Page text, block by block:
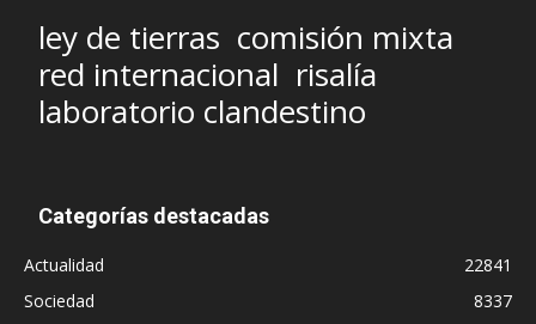
ley de tierras comisión mixta
red internacional risalía
laboratorio clandestino
Categorías destacadas
Actualidad
22841
Sociedad
8337